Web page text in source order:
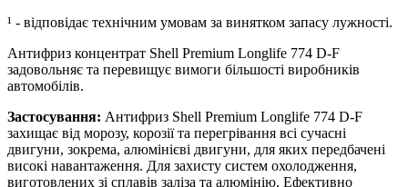
¹ - відповідає технічним умовам за винятком запасу лужності.
Антифриз концентрат Shell Premium Longlife 774 D-F
задовольняє та перевищує вимоги більшості виробників
автомобілів.
Застосування: Антифриз Shell Premium Longlife 774 D-F
захищає від морозу, корозії та перегрівання всі сучасні
двигуни, зокрема, алюмінієві двигуни, для яких передбачені
високі навантаження. Для захисту систем охолодження,
виготовлених зі сплавів заліза та алюмінію. Ефективно